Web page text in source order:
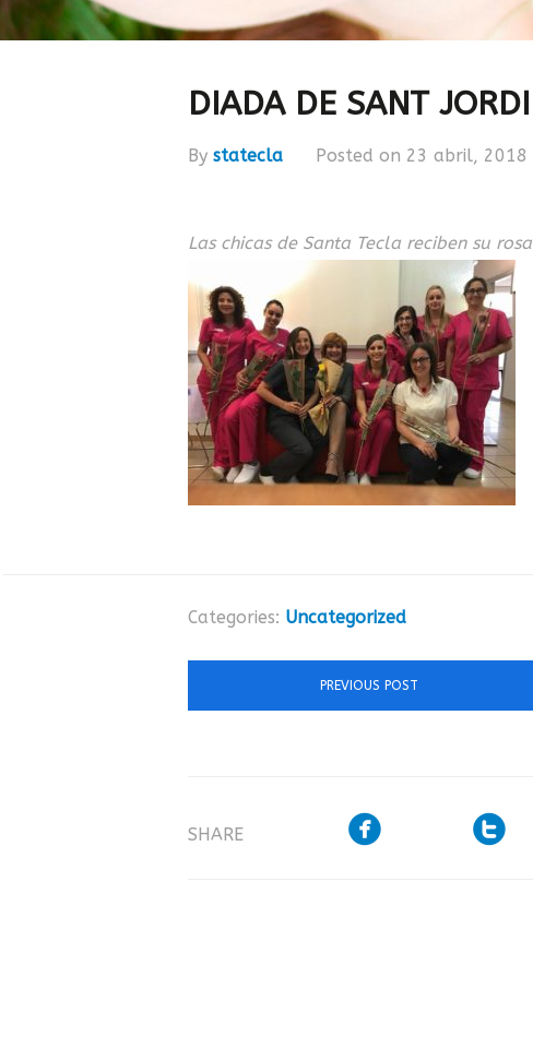
DIADA DE SANT JORDI
By statecla Posted on 23 abril, 2018
Las chicas de Santa Tecla reciben su rosa
Categories: Uncategorized
PREVIOUS POST
SHARE  